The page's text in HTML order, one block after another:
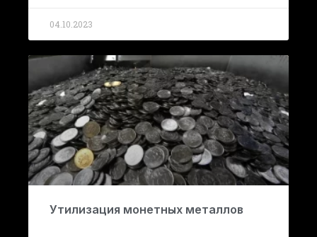
04.10.2023
Утилизация монетных металлов